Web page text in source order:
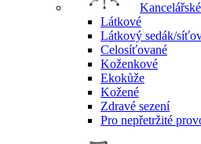
Látkové
Látkový sedák/
Celosíťované
Koženkové
Ekokůže
Kožené
Zdravé sezení
Pro nepřetržité